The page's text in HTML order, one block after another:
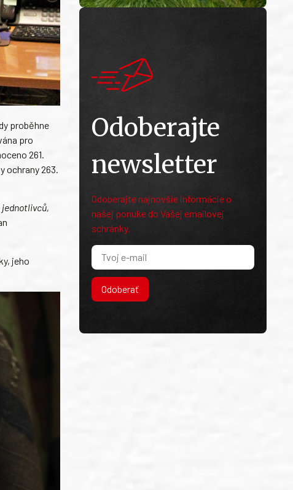
proběhne
pro
261.
ochrany 263.
jednotlivců,
jeho
Odoberajte
newsletter
Odoberajte najnovšie informácie o
našej ponuke do Vašej emailovej
schránky.
Odoberať